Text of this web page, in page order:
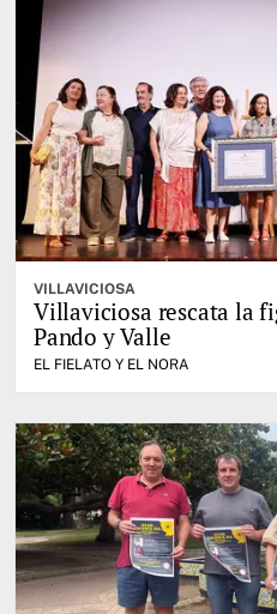
VILLAVICIOSA
Villaviciosa rescata la
Pando y Valle
EL FIELATO Y EL NORA